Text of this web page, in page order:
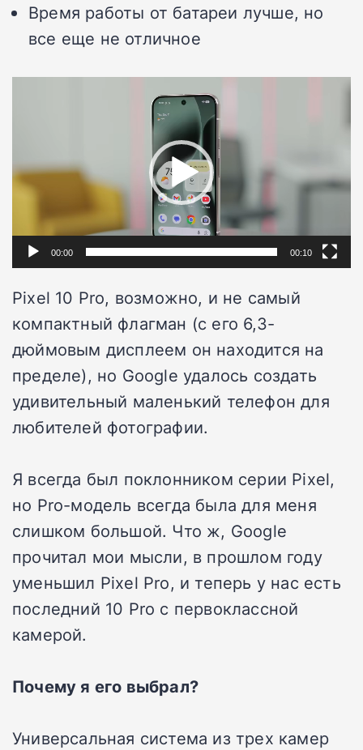
Время работы от батареи лучше, но
все еще не отличное
00:00 00:10
Pixel 10 Pro, возможно, и не самый
компактный флагман (с его 6,3-
дюймовым дисплеем он находится на
пределе), но Google удалось создать
удивительный маленький телефон для
любителей фотографии.
Я всегда был поклонником серии Pixel,
но Pro-модель всегда была для меня
слишком большой. Что ж, Google
прочитал мои мысли, в прошлом году
уменьшил Pixel Pro, и теперь у нас есть
последний 10 Pro с первоклассной
камерой.
Почему я его выбрал?
Универсальная система из трех камер